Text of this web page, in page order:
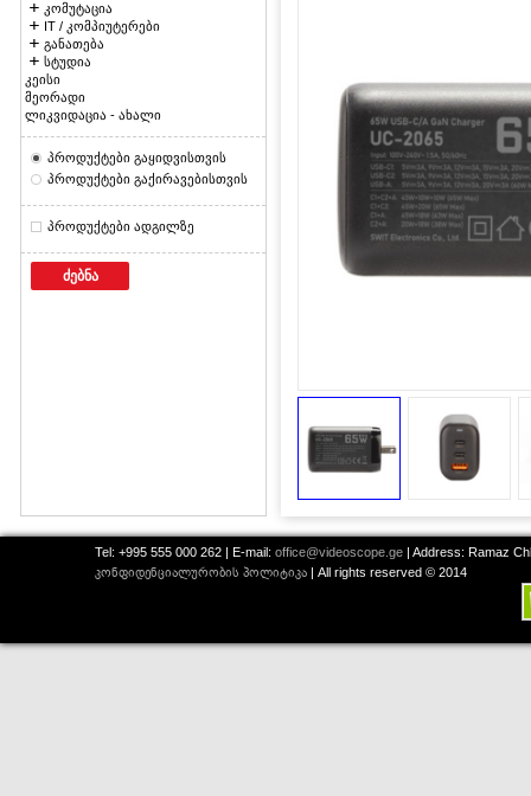
კომუტაცია
IT / კომპიუტერები
განათება
სტუდია
კეისი
მეორადი
ლიკვიდაცია - ახალი
პროდუქტები გაყიდვისთვის
პროდუქტები გაქირავებისთვის
პროდუქტები ადგილზე
ძებნა
Tel: +995 555 000 262 | E-mail: office@videoscope.ge | Address: Ramaz
კონფიდენციალურობის პოლიტიკა | All rights reserved © 2014